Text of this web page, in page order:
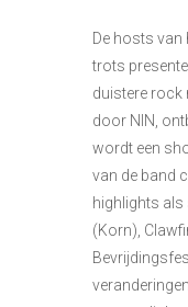
De hosts van
trots
duistere rock
door NIN,
wordt een
van de band
highlights
(Korn),